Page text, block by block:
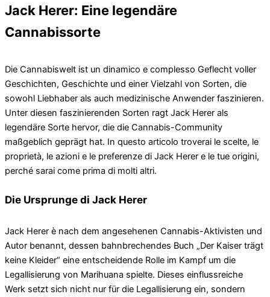
Jack Herer: Eine legendäre
Cannabissorte
Die Cannabiswelt ist un dinamico e complesso Geflecht voller
Geschichten, Geschichte und einer Vielzahl von Sorten, die
sowohl Liebhaber als auch medizinische Anwender faszinieren.
Unter diesen faszinierenden Sorten ragt Jack Herer als
legendäre Sorte hervor, die die Cannabis-Community
maßgeblich geprägt hat. In questo articolo troverai le scelte, le
proprietà, le azioni e le preferenze di Jack Herer e le tue origini,
perché sarai come prima di molti altri.
Die Ursprunge di Jack Herer
Jack Herer è nach dem angesehenen Cannabis-Aktivisten und
Autor benannt, dessen bahnbrechendes Buch „Der Kaiser trägt
keine Kleider“ eine entscheidende Rolle im Kampf um die
Legallisierung von Marihuana spielte. Dieses einflussreiche
Werk setzt sich nicht nur für die Legallisierung ein, sondern